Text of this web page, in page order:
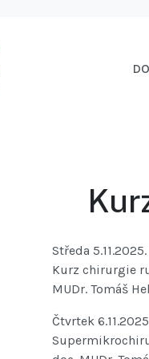
Středa 5.11.2025.
Kurz chirurgie
MUDr. Tomáš
Čtvrtek